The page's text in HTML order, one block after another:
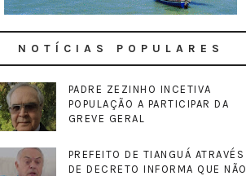
NOTÍCIAS POPULARES
PADRE ZEZINHO INCETIVA
POPULAÇÃO A PARTICIPAR DA
GREVE GERAL
PREFEITO DE TIANGUÁ ATRAVÉS
DE DECRETO INFORMA QUE NÃO